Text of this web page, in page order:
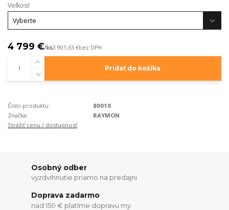
Veľkosť
4 799 €/ks3 901,63 €bez DPH
Pridať do košíka
Číslo produktu:
80010
Značka:
RAYMON
Strážiť cenu / dostupnosť
Osobný odber
vyzdvihnutie priamo na predajni
Doprava zadarmo
nad 150 € platíme dopravu my